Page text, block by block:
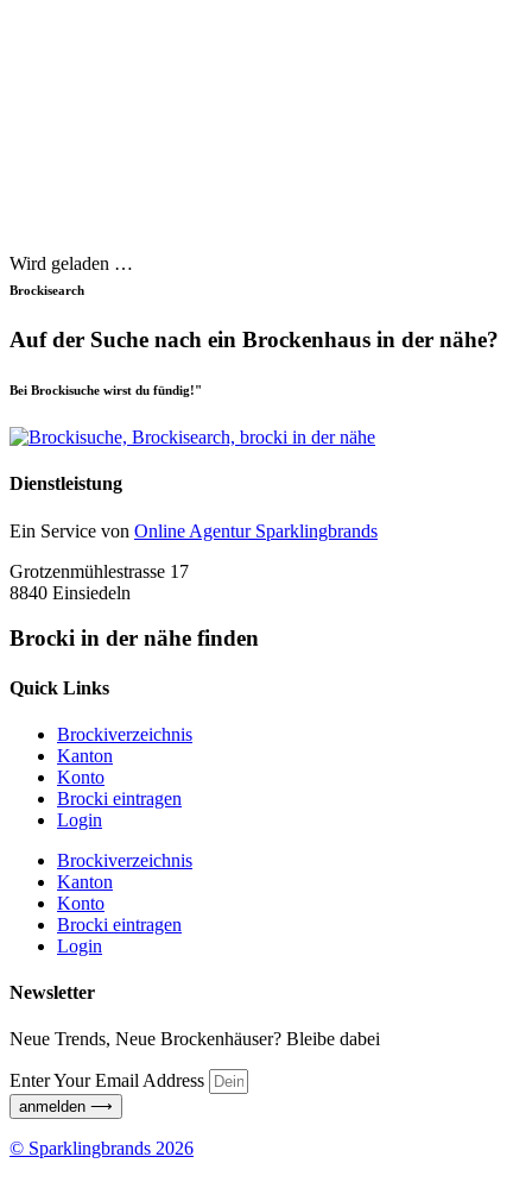
Wird geladen …
Brockisearch
Auf der Suche nach ein Brockenhaus in der nähe?
Bei Brockisuche wirst du fündig!"
Dienstleistung
Ein Service von Online Agentur Sparklingbrands
Grotzenmühlestrasse 17
8840 Einsiedeln
Brocki in der nähe finden
Quick Links
Brockiverzeichnis
Kanton
Konto
Brocki eintragen
Login
Brockiverzeichnis
Kanton
Konto
Brocki eintragen
Login
Newsletter
Neue Trends, Neue Brockenhäuser? Bleibe dabei
Enter Your Email Address
anmelden ⟶
© Sparklingbrands 2026